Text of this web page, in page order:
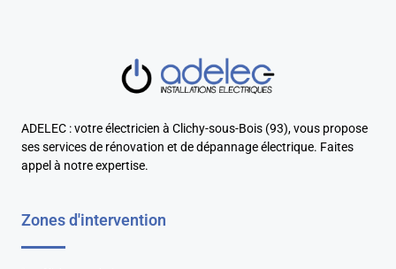
ADELEC : votre électricien à Clichy-sous-Bois (93), vous propose
ses services de rénovation et de dépannage électrique. Faites
appel à notre expertise.
Zones d'intervention